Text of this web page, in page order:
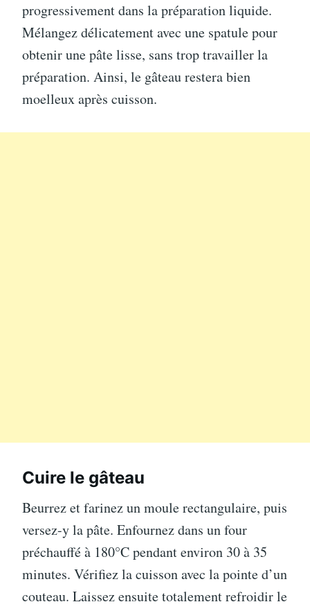
progressivement dans la préparation liquide.
Mélangez délicatement avec une spatule pour
obtenir une pâte lisse, sans trop travailler la
préparation. Ainsi, le gâteau restera bien
moelleux après cuisson.
Cuire le gâteau
Beurrez et farinez un moule rectangulaire, puis
versez-y la pâte. Enfournez dans un four
préchauffé à 180°C pendant environ 30 à 35
minutes. Vérifiez la cuisson avec la pointe d’un
couteau. Laissez ensuite totalement refroidir le